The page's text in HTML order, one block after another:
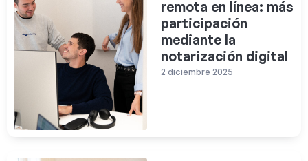
remota en línea: más
participación
mediante la
notarización digital
2 diciembre 2025